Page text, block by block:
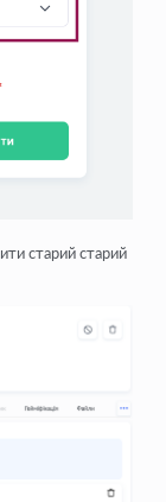
старий старий